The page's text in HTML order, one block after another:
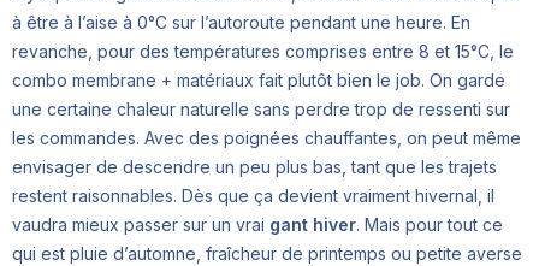
à être à l’aise à 0°C sur l’autoroute pendant une heure. En
revanche, pour des températures comprises entre 8 et 15°C, le
combo membrane + matériaux fait plutôt bien le job. On garde
une certaine chaleur naturelle sans perdre trop de ressenti sur
les commandes. Avec des poignées chauffantes, on peut même
envisager de descendre un peu plus bas, tant que les trajets
restent raisonnables. Dès que ça devient vraiment hivernal, il
vaudra mieux passer sur un vrai gant hiver. Mais pour tout ce
qui est pluie d’automne, fraîcheur de printemps ou petite averse